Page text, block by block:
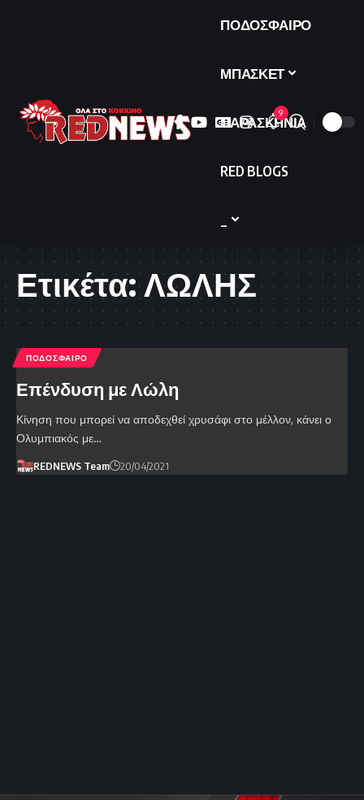
ΠΟΔΟΣΦΑΙΡΟ
ΜΠΑΣΚΕΤ
ΠΑΡΑΣΚΗΝΙΑ
RED BLOGS
9
Ετικέτα:ΛΩΛΗΣ
ΠΟΔΟΣΦΑΙΡΟ
Επένδυση με Λώλη
Κίνηση που μπορεί να αποδεχθεί χρυσάφι στο μέλλον, κάνει ο
Ολυμπιακός με…
REDNEWS Team 20/04/2021